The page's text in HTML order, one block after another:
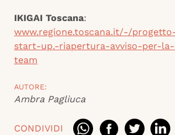
IKIGAI Toscana:
www.regione.toscana.it/-/
start-up.-riapertura-avviso-per-
team
AUTORE:
Ambra Pagliuca
CONDIVIDI